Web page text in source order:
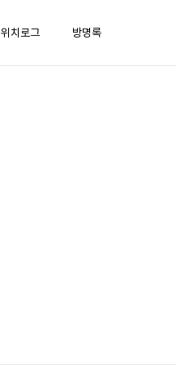
위치로그 방명록